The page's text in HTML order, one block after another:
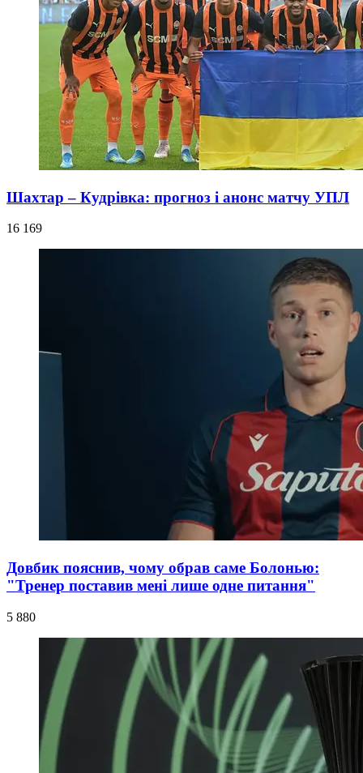
Шахтар – Кудрівка: прогноз і анонс матчу УПЛ
16 169
Довбик пояснив, чому обрав саме Болонью:
"Тренер поставив мені лише одне питання"
5 880